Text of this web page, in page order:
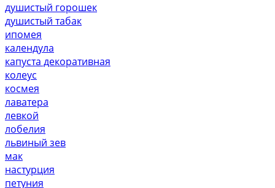
душистый горошек
душистый табак
ипомея
календула
капуста декоративная
колеус
космея
лаватера
левкой
лобелия
львиный зев
мак
настурция
петуния